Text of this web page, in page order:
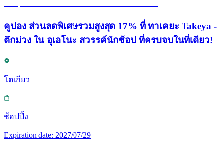
คูปอง ส่วนลดพิเศษรวมสูงสุด 17% ที่ ทาเคยะ Takeya -
ตึกม่วง ใน อุเอโนะ สวรรค์นักช้อป ที่ครบจบในที่เดียว!
โตเกียว
ช้อปปิ้ง
Expiration date: 2027/07/29